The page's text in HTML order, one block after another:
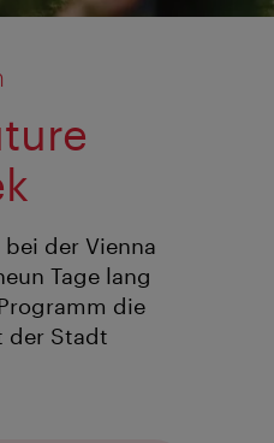
der Vienna
Tage lang
die
der Stadt